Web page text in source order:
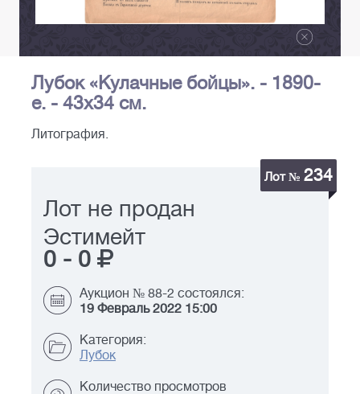
Лубок «Кулачные бойцы». - 1890-
е. - 43х34 см.
Литография.
Лот № 234
Лот не продан
Эстимейт
0 - 0
Аукцион № 88-2 состоялся:
19 Февраль 2022 15:00
Категория:
Лубок
Количество просмотров